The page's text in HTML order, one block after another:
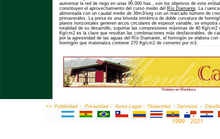
aumentar la red de riego en unas 90.000 has., son los objetivos de este
constituyen el aprovechamiento del curso medio del Río Diamante. La
alimentada con un caudal medio de 36m3/seg con un marcado número de
primaverales. La presa es una bóveda simétrica de doble curvatura de
planos horizontales generen arcos circulares de espesor variable, se empotra
totalidad de su desarrollo, soportar las compresiones máximas de 40 Kg/
Kg/cm2 es la clave que resultan las combinaciones más desfavorables, de
por la agresividad de las aguas del Río Diamante, el hormigón se elabora con
hormigón que materializa contiene 270 Kg/cm2 de cemento por m3.
Hoteles en Mendoza